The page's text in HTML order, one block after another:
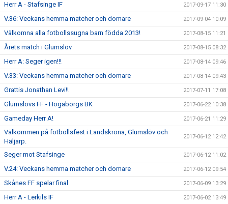
Herr A - Stafsinge IF 2017-09-17 11:30
V.36: Veckans hemma matcher och domare 2017-09-04 10:09
Välkomna alla fotbollssugna barn födda 2013! 2017-08-15 11:21
Årets match i Glumslöv 2017-08-15 08:32
Herr A: Seger igen!!! 2017-08-14 09:46
V.33: Veckans hemma matcher och domare 2017-08-14 09:43
Grattis Jonathan Levi!! 2017-07-11 17:08
Glumslövs FF - Högaborgs BK 2017-06-22 10:38
Gameday Herr A! 2017-06-21 11:29
Välkommen på fotbollsfest i Landskrona, Glumslöv och
Häljarp.
2017-06-12 12:42
Seger mot Stafsinge 2017-06-12 11:02
V.24: Veckans hemma matcher och domare 2017-06-12 09:54
Skånes FF spelar final 2017-06-09 13:29
Herr A - Lerkils IF 2017-06-02 13:49